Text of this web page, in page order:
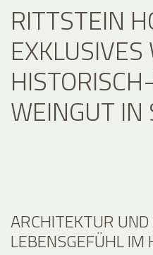
RITTSTEIN
WEINGUT IN
ARCHITEKTUR
LEBENSGEFÜHL IM